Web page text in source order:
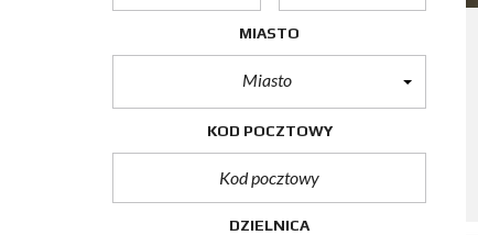
MIASTO
Miasto
KOD POCZTOWY
DZIELNICA